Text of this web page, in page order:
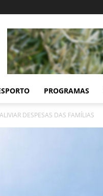
PROGRAMAS
DESPESAS DAS FAMÍLIAS